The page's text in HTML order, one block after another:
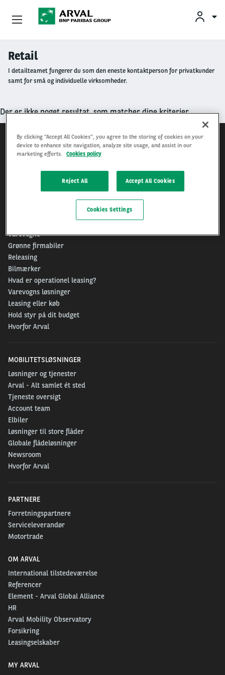
Gå til hovedindhold
Retail
I detailteamet fungerer du som den eneste kontaktperson for privatkunder
samt for små og individuelle virksomheder.
Der er ikke noget resultat, som matcher dine kriterier.
Arval.com
Varevogne
Grønne firmabiler
Releasing
Bilmærker
Hvad er operationel leasing?
Varevogns løsninger
Leasing eller køb
Hold styr på dit budget
Hvorfor Arval
MOBILITETSLØSNINGER
Løsninger og tjenester
Arval - Alt samlet ét sted
Tjeneste oversigt
Account team
Elbiler
Løsninger til store flåder
Globale flådeløsninger
Newsroom
Hvorfor Arval
PARTNERE
Forretningspartnere
Serviceleverandør
Motortrade
OM ARVAL
International tilstedeværelse
Referencer
Element - Arval Global Alliance
HR
Arval Mobility Observatory
Forsikring
Leasingselskaber
MY ARVAL
Privatleasing
Erhvervsleasing
Om Arval
By clicking “Accept All Cookies”, you agree to the storing of cookies on your
device to enhance site navigation, analyze site usage, and assist in our
marketing efforts.
Cookies policy
Reject All Accept All Cookies
Cookies Settings